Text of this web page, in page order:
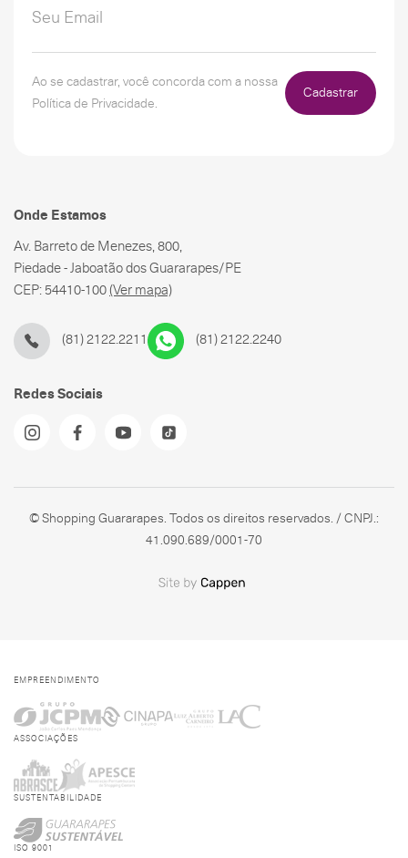
Ao se cadastrar, você concorda com a nossa
Política de Privacidade.
Cadastrar
Onde Estamos
Av. Barreto de Menezes, 800,
Piedade - Jaboatão dos Guararapes/PE
CEP: 54410-100(Ver mapa)
Redes Sociais
(81) 2122.2211 (81) 2122.2240
© Shopping Guararapes. Todos os direitos reservados. / CNPJ.:
41.090.689/0001-70
EMPREENDIMENTO
ASSOCIAÇÕES
SUSTENTABILIDADE
ISO 9001